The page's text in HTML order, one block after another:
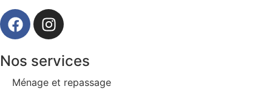
Nos services
Ménage et repassage